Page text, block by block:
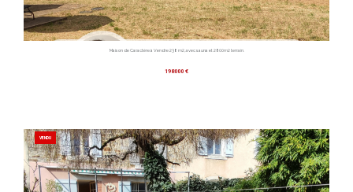
Maison de Caractère à Vendre 238 m2, avec sauna et 2800m2 terrain.
198000 €
VENDU